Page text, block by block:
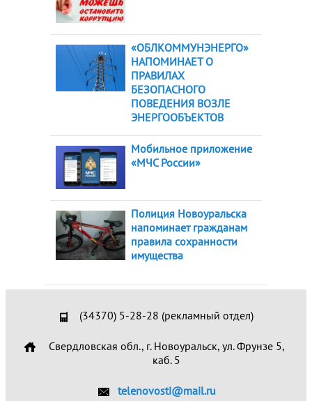
«ОБЛКОММУНЭНЕРГО»
НАПОМИНАЕТ О
ПРАВИЛАХ
БЕЗОПАСНОГО
ПОВЕДЕНИЯ ВОЗЛЕ
ЭНЕРГООБЪЕКТОВ
Мобильное приложение
«МЧС России»
Полиция Новоуральска
напоминает гражданам
правила сохранности
имущества
(34370) 5-28-28 (рекламный отдел)
Свердловская обл., г. Новоуральск, ул. Фрунзе 5,
каб. 5
telenovosti@mail.ru